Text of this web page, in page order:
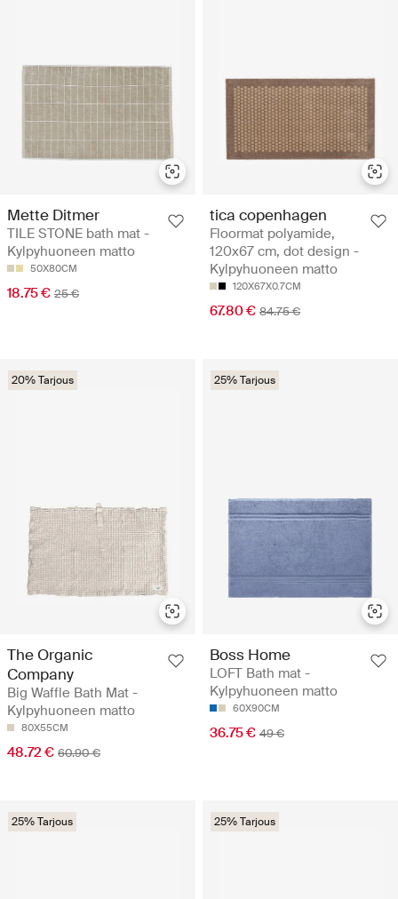
Mette Ditmer
TILE STONE bath mat -
Kylpyhuoneen matto
50X80CM
18.75 € 25 €
tica copenhagen
Floormat polyamide,
120x67 cm, dot design -
Kylpyhuoneen matto
120X67X0.7CM
67.80 € 84.75 €
20% Tarjous
The Organic
Company
Big Waffle Bath Mat -
Kylpyhuoneen matto
80X55CM
48.72 € 60.90 €
25% Tarjous
Boss Home
LOFT Bath mat -
Kylpyhuoneen matto
60X90CM
36.75 € 49 €
25% Tarjous 25% Tarjous